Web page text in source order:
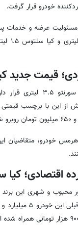
خودرو قرار گرفت.
عرضه و خدمات پس
دو
در صدر این
اقتصادی؛
تومان بود که با تصمیم جدید شرکت